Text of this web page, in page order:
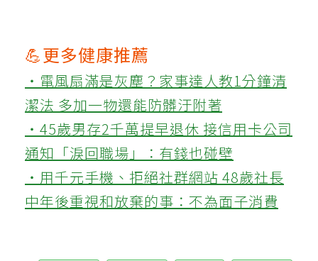
💪更多健康推薦
‧電風扇滿是灰塵？家事達人教1分鐘清
潔法 多加一物還能防髒汙附著
‧45歲男存2千萬提早退休 接信用卡公司
通知「淚回職場」：有錢也碰壁
‧用千元手機、拒絕社群網站 48歲社長
中年後重視和放棄的事：不為面子消費